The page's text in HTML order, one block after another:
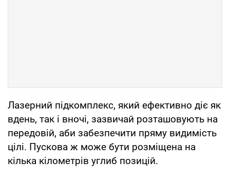
Лазерний підкомплекс, який ефективно діє як
вдень, так і вночі, зазвичай розташовують на
передовій, аби забезпечити пряму видимість
цілі. Пускова ж може бути розміщена на
кілька кілометрів углиб позицій.